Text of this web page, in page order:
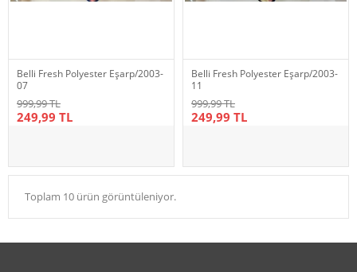
Belli Fresh Polyester Eşarp/2003-
07
999,99 TL
249,99 TL
Belli Fresh Polyester Eşarp/2003-
11
999,99 TL
249,99 TL
Toplam 10 ürün görüntüleniyor.